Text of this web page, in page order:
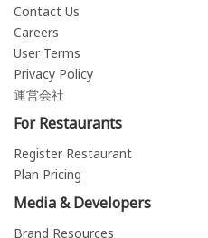
Contact Us
Careers
User Terms
Privacy Policy
運営会社
For Restaurants
Register Restaurant
Plan Pricing
Media & Developers
Brand Resources